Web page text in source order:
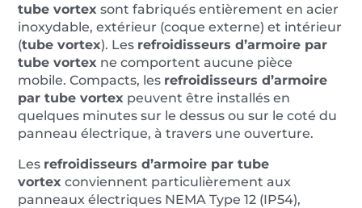
tube vortex sont fabriqués entièrement en acier
inoxydable, extérieur (coque externe) et intérieur
(tube vortex). Les refroidisseurs d’armoire par
tube vortex ne comportent aucune pièce
mobile. Compacts, les refroidisseurs d’armoire
par tube vortex peuvent être installés en
quelques minutes sur le dessus ou sur le coté du
panneau électrique, à travers une ouverture.
Les refroidisseurs d’armoire par tube
vortex conviennent particulièrement aux
panneaux électriques NEMA Type 12 (IP54),